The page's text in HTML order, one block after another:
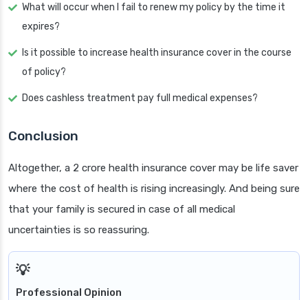
What will occur when I fail to renew my policy by the time it
expires?
Is it possible to increase health insurance cover in the course
of policy?
Does cashless treatment pay full medical expenses?
Conclusion
Altogether, a 2 crore health insurance cover may be life saver
where the cost of health is rising increasingly. And being sure
that your family is secured in case of all medical
uncertainties is so reassuring.
Professional Opinion